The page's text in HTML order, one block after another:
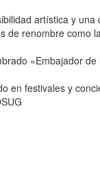
artística y
renombre
«Embajador
en festivales y